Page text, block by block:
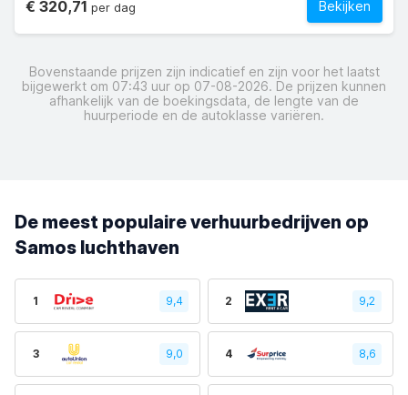
Bekijken
€ 320,71 per dag
Bovenstaande prijzen zijn indicatief en zijn voor het laatst
bijgewerkt om 07:43 uur op 07-08-2026. De prijzen kunnen
afhankelijk van de boekingsdata, de lengte van de
huurperiode en de autoklasse variëren.
De meest populaire verhuurbedrijven op
Samos luchthaven
1 9,4 2 9,2
3 9,0 4 8,6